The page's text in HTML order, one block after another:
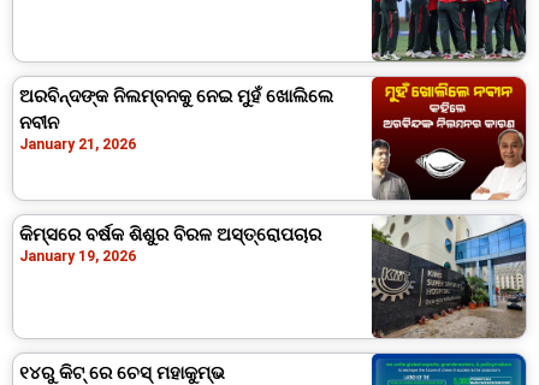
ଅରବିନ୍ଦଙ୍କ ନିଲମ୍ବନକୁ ନେଇ ମୁହଁ ଖୋଲିଲେ
ନବୀନ
January 21, 2026
କିମ୍‍ସରେ ବର୍ଷକ ଶିଶୁର ବିରଳ ଅସ୍ତ୍ରୋପଚାର
January 19, 2026
୧୪ରୁ କିଟ୍ ରେ ଚେସ୍‍ ମହାକୁମ୍ଭ